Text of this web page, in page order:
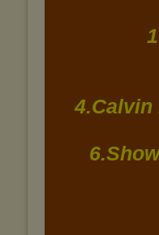
4.Calvin